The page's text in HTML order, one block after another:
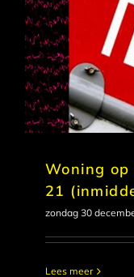
Woning
21
zondag 30
Lees meer